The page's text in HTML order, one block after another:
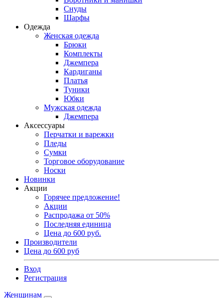
Снуды
Шарфы
Одежда
Женская одежда
Брюки
Комплекты
Джемпера
Кардиганы
Платья
Туники
Юбки
Мужская одежда
Джемпера
Аксессуары
Перчатки и варежки
Пледы
Сумки
Торговое оборудование
Носки
Новинки
Акции
Горячее предложение!
Акции
Распродажа от 50%
Последняя единица
Цена до 600 руб.
Производители
Цена до 600 руб
Вход
Регистрация
Женщинам